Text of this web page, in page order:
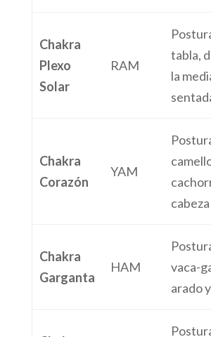
Chakra
Plexo
Solar
RAM
tabla,
la
Chakra
Corazón
YAM
Chakra
Garganta
HAM
vaca-
arado